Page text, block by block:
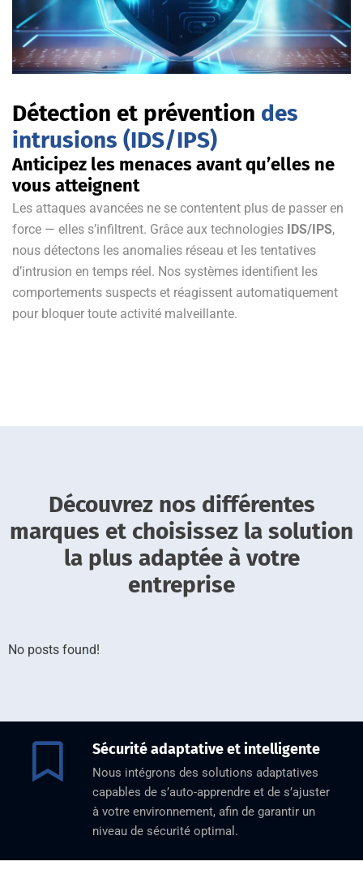
Détection et prévention des
intrusions (IDS/IPS)
Anticipez les menaces avant qu’elles ne
vous atteignent
Les attaques avancées ne se contentent plus de passer en
force — elles s’infiltrent. Grâce aux technologies IDS/IPS,
nous détectons les anomalies réseau et les tentatives
d’intrusion en temps réel. Nos systèmes identifient les
comportements suspects et réagissent automatiquement
pour bloquer toute activité malveillante.
Découvrez nos différentes
marques et choisissez la solution
la plus adaptée à votre
entreprise
No posts found!
Sécurité adaptative et intelligente
Nous intégrons des solutions adaptatives
capables de s’auto-apprendre et de s’ajuster
à votre environnement, afin de garantir un
niveau de sécurité optimal.